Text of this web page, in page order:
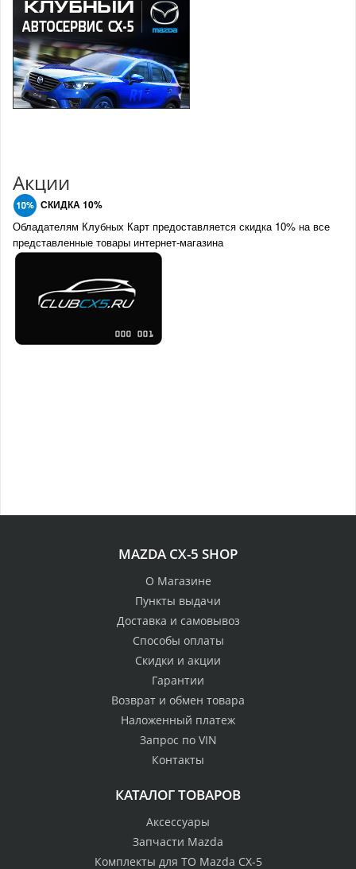
Акции
СКИДКА 10%
Обладателям Клубных Карт предоставляется скидка 10% на все
представленные товары интернет-магазина
MAZDA CX-5 SHOP
О Магазине
Пункты выдачи
Доставка и самовывоз
Способы оплаты
Скидки и акции
Гарантии
Возврат и обмен товара
Наложенный платеж
Запрос по VIN
Контакты
КАТАЛОГ ТОВАРОВ
Аксессуары
Запчасти Mazda
Комплекты для ТО Mazda CX-5